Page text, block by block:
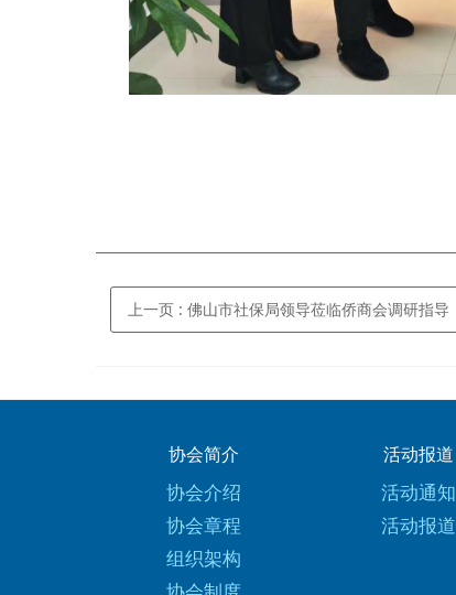
上一页 : 佛山市社保局领导莅临侨商会调研指导
协会简介
协会介绍
协会章程
组织架构
活动报道
活动通知
活动报道